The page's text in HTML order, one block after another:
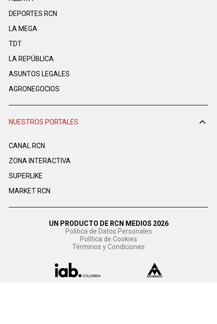
DEPORTES RCN
LA MEGA
TDT
LA REPÚBLICA
ASUNTOS LEGALES
AGRONEGOCIOS
NUESTROS PORTALES
CANAL RCN
ZONA INTERACTIVA
SUPERLIKE
MARKET RCN
UN PRODUCTO DE RCN MEDIOS 2026
Política de Datos Personales
Política de Cookies
Términos y Condiciones